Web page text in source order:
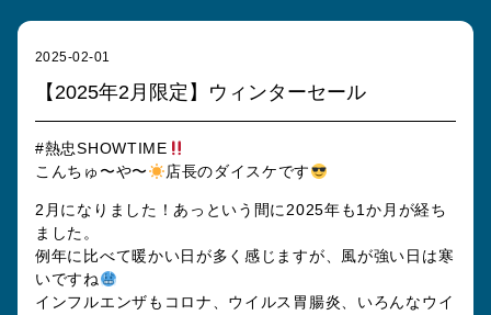
2025-02-01
【2025年2月限定】ウィンターセール
#熱忠SHOWTIME
こんちゅ〜や〜
店長のダイスケです
2月になりました！あっという間に2025年も1か月が経ち
ました。
例年に比べて暖かい日が多く感じますが、風が強い日は寒
いですね
インフルエンザもコロナ、ウイルス胃腸炎、いろんなウイ